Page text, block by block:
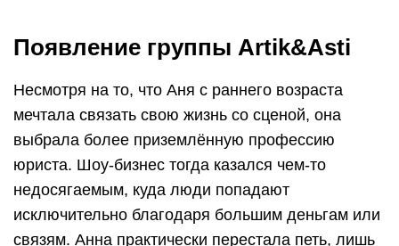
Появление группы Artik&Asti
Несмотря на то, что Аня с раннего возраста
мечтала связать свою жизнь со сценой, она
выбрала более приземлённую профессию
юриста. Шоу-бизнес тогда казался чем-то
недосягаемым, куда люди попадают
исключительно благодаря большим деньгам или
связям. Анна практически перестала петь, лишь